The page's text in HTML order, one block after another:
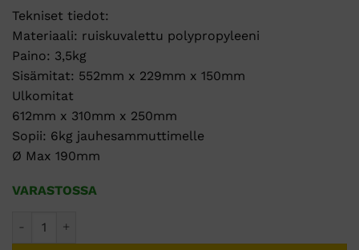
Tekniset tiedot:
Materiaali: ruiskuvalettu polypropyleeni
Paino: 3,5kg
Sisämitat: 552mm x 229mm x 150mm
Ulkomitat
612mm x 310mm x 250mm
Sopii: 6kg jauhesammuttimelle
Ø Max 190mm
VARASTOSSA